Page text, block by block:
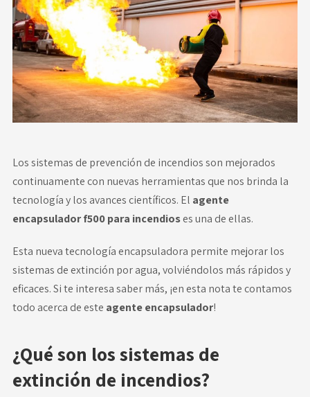
Novedades
Faq
Contacto
Los sistemas de prevención de incendios son mejorados
continuamente con nuevas herramientas que nos brinda la
tecnología y los avances científicos. El agente
encapsulador f500 para incendioses una de ellas.
Esta nueva tecnología encapsuladora permite mejorar los
sistemas de extinción por agua, volviéndolos más rápidos y
eficaces. Si te interesa saber más, ¡en esta nota te contamos
todo acerca de este agente encapsulador!
¿Qué son los sistemas de
extinción de incendios?